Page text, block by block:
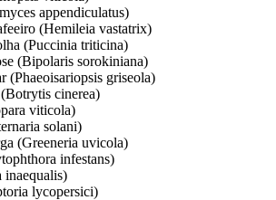
appendiculatus)
(Hemileia vastatrix)
(Puccinia triticina)
(Bipolaris sorokiniana)
(Phaeoisariopsis griseola)
cinerea)
viticola)
solani)
(Greeneria uvicola)
infestans)
inaequalis)
lycopersici)